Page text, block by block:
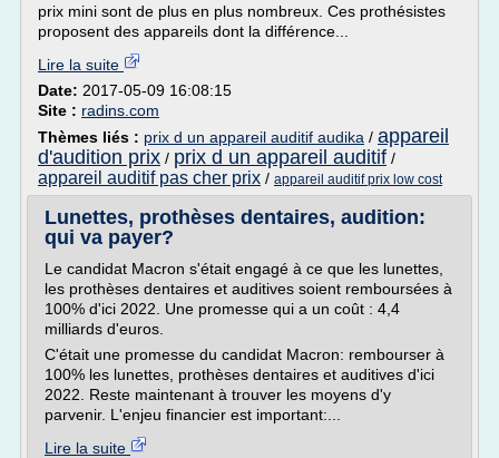
prix mini sont de plus en plus nombreux. Ces prothésistes
proposent des appareils dont la différence...
Lire la suite
Date: 2017-05-09 16:08:15
Site : radins.com
Thèmes liés : prix d un appareil auditif audika / appareil
d'audition prix / prix d un appareil auditif /
appareil auditif pas cher prix / appareil auditif prix low cost
Lunettes, prothèses dentaires, audition:
qui va payer?
Le candidat Macron s'était engagé à ce que les lunettes,
les prothèses dentaires et auditives soient remboursées à
100% d'ici 2022. Une promesse qui a un coût : 4,4
milliards d'euros.
C'était une promesse du candidat Macron: rembourser à
100% les lunettes, prothèses dentaires et auditives d'ici
2022. Reste maintenant à trouver les moyens d'y
parvenir. L'enjeu financier est important:...
Lire la suite